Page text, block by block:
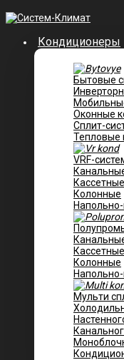
Кондиционеры
Бытовые
Оконные
Сплит-
Тепловые
VRF-
Касcетные
Колонные
Кассетные
Колонные
Мульти